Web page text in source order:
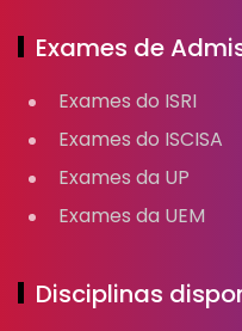
Exames de
Exames do ISRI
Exames do ISCISA
Exames da UP
Exames da UEM
Disciplinas